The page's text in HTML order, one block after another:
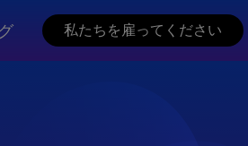
私たちを雇ってください